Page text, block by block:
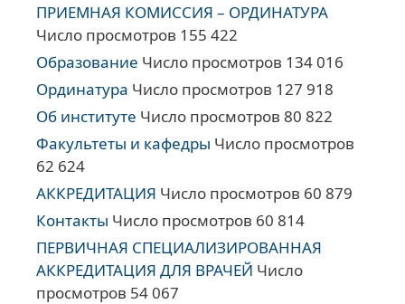
ПРИЕМНАЯ КОМИССИЯ – ОРДИНАТУРА
Число просмотров 155 422
Образование Число просмотров 134 016
Ординатура Число просмотров 127 918
Об институте Число просмотров 80 822
Факультеты и кафедры Число просмотров
62 624
АККРЕДИТАЦИЯ Число просмотров 60 879
Контакты Число просмотров 60 814
ПЕРВИЧНАЯ СПЕЦИАЛИЗИРОВАННАЯ
АККРЕДИТАЦИЯ ДЛЯ ВРАЧЕЙ Число
просмотров 54 067